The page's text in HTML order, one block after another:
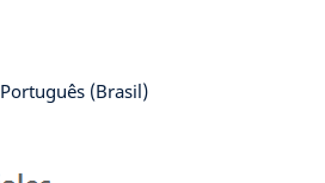
Português (Brasil)